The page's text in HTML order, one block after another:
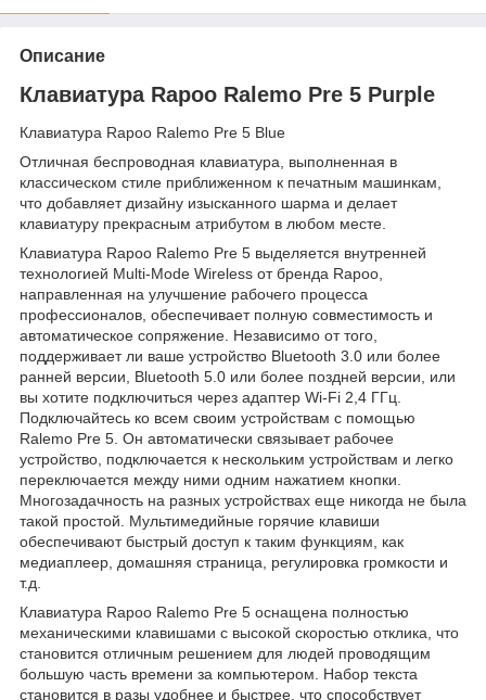
Описание
Клавиатура Rapoo Ralemo Pre 5 Purple
Клавиатура Rapoo Ralemo Pre 5 Blue
Отличная беспроводная клавиатура, выполненная в
классическом стиле приближенном к печатным машинкам,
что добавляет дизайну изысканного шарма и делает
клавиатуру прекрасным атрибутом в любом месте.
Клавиатура Rapoo Ralemo Pre 5 выделяется внутренней
технологией Multi-Mode Wireless от бренда Rapoo,
направленная на улучшение рабочего процесса
профессионалов, обеспечивает полную совместимость и
автоматическое сопряжение. Независимо от того,
поддерживает ли ваше устройство Bluetooth 3.0 или более
ранней версии, Bluetooth 5.0 или более поздней версии, или
вы хотите подключиться через адаптер Wi-Fi 2,4 ГГц.
Подключайтесь ко всем своим устройствам с помощью
Ralemo Pre 5. Он автоматически связывает рабочее
устройство, подключается к нескольким устройствам и легко
переключается между ними одним нажатием кнопки.
Многозадачность на разных устройствах еще никогда не была
такой простой. Мультимедийные горячие клавиши
обеспечивают быстрый доступ к таким функциям, как
медиаплеер, домашняя страница, регулировка громкости и
т.д.
Клавиатура Rapoo Ralemo Pre 5 оснащена полностью
механическими клавишами с высокой скоростью отклика, что
становится отличным решением для людей проводящим
большую часть времени за компьютером. Набор текста
становится в разы удобнее и быстрее, что способствует